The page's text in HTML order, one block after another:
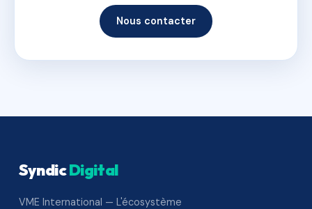
Nous contacter
SyndicDigital
VME International — L'écosystème